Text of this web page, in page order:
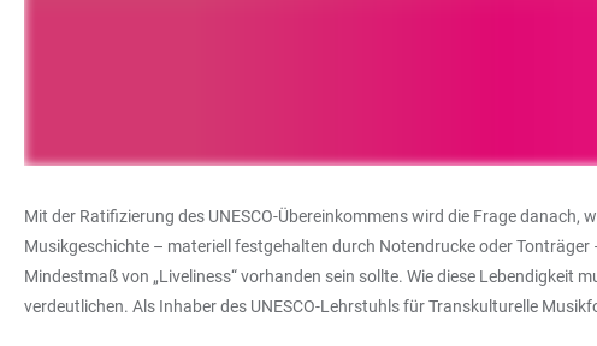
Mit der Ratifizierung des UNESCO-Übereinkommens wird die Frage
Musikgeschichte – materiell festgehalten durch Notendrucke oder
Mindestmaß von „Liveliness“ vorhanden sein sollte. Wie diese
verdeutlichen. Als Inhaber des UNESCO-Lehrstuhls für Transkulturelle